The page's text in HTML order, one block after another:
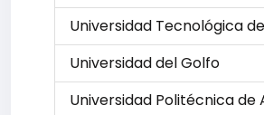
Universidad Tecnológica
Universidad del Golfo
Universidad Politécnica de